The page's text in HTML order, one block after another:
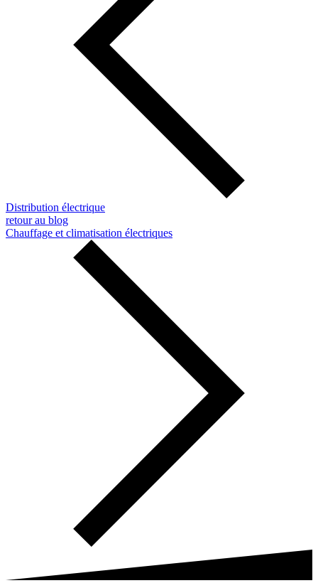
Distribution électrique
retour au blog
Chauffage et climatisation électriques